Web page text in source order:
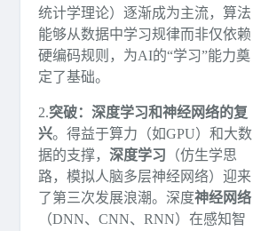
统计学理论）逐渐成为主流，算法
能够从数据中学习规律而非仅依赖
硬编码规则，为AI的“学习”能力奠
定了基础。
2.突破：深度学习和神经网络的复
兴。得益于算力（如GPU）和大数
据的支撑， 深度学习 （仿生学思
路，模拟人脑多层神经网络）迎来
了第三次发展浪潮。深度神经网络
（DNN、CNN、RNN）在感知智